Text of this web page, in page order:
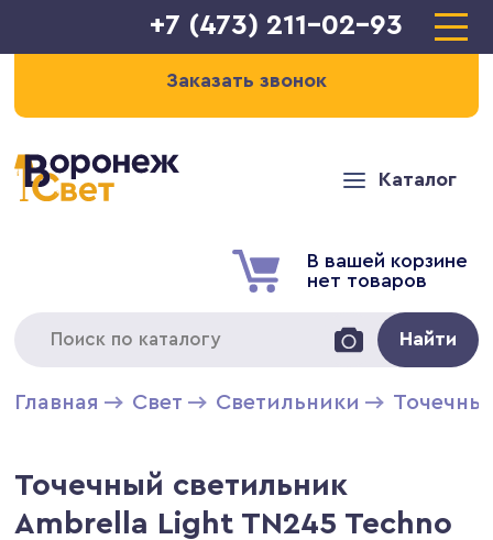
+7 (473) 211-02-93
Заказать звонок
Каталог
В вашей корзине
нет товаров
Найти
Главная Свет Светильники
Точечный светильник
Ambrella Light TN245 Techno